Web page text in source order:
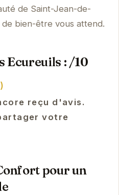
de Saint-Jean-de-
bien-être vous attend.
Ecureuils : /10
reçu d'avis.
votre
pour un